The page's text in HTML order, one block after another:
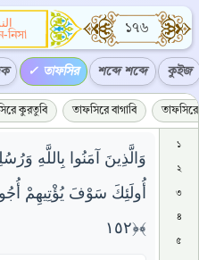
১৭৬
তাফসির শব্দে শব্দে কুইজ
কুরতুবি তাফসিরে বাগাবি তাফসিরে
وَالَّذِينَ آمَنُوا بِاللَّهِ
أُولَئِكَ سَوْفَ يُؤْتِيهِمْ
﴿١٥٢﴾
১
২
৩
৪
৫